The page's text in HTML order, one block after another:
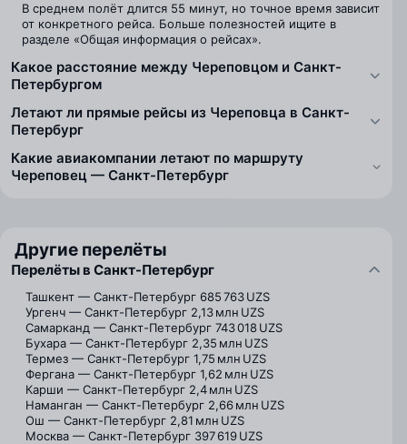
В среднем полёт длится 55 минут, но точное время зависит
от конкретного рейса. Больше полезностей ищите в
разделе «Общая информация о рейсах».
Какое расстояние между Череповцом и Санкт-
Петербургом
Летают ли прямые рейсы из Череповца в Санкт-
Петербург
Какие авиакомпании летают по маршруту
Череповец — Санкт-Петербург
Другие перелёты
Перелёты в Санкт-Петербург
Ташкент — Санкт-Петербург 685 763 UZS
Ургенч — Санкт-Петербург 2,13 млн UZS
Самарканд — Санкт-Петербург 743 018 UZS
Бухара — Санкт-Петербург 2,35 млн UZS
Термез — Санкт-Петербург 1,75 млн UZS
Фергана — Санкт-Петербург 1,62 млн UZS
Карши — Санкт-Петербург 2,4 млн UZS
Наманган — Санкт-Петербург 2,66 млн UZS
Ош — Санкт-Петербург 2,81 млн UZS
Москва — Санкт-Петербург 397 619 UZS